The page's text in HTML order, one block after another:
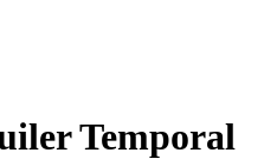
Temporal